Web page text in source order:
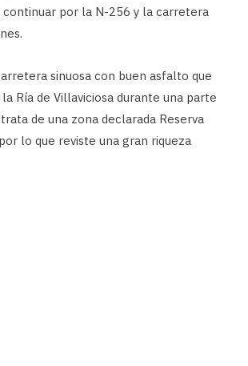
continuar por la N-256 y la carretera
sinuosa con buen asfalto que
Ría de Villaviciosa durante una parte
de una zona declarada Reserva
lo que reviste una gran riqueza